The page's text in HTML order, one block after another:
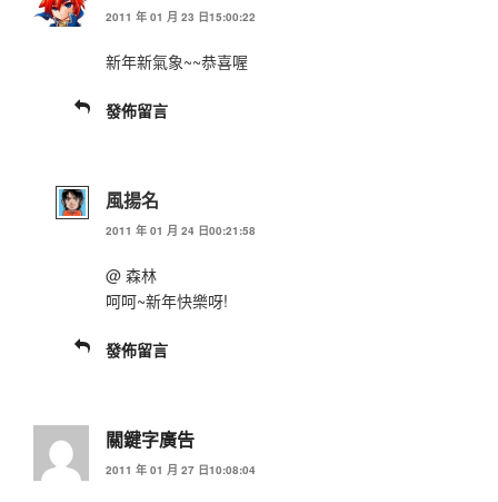
2011 年 01 月 23 日15:00:22
新年新氣象~~恭喜喔
發佈留言
風揚名
2011 年 01 月 24 日00:21:58
@ 森林
呵呵~新年快樂呀!
發佈留言
關鍵字廣告
2011 年 01 月 27 日10:08:04